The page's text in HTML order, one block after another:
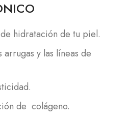
hidratación de tu piel.
y las líneas de
de colágeno.